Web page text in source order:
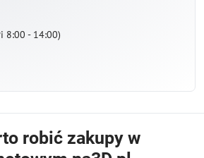
8:00 - 14:00)
robić zakupy w